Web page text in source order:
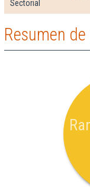
Sectorial
Resumen